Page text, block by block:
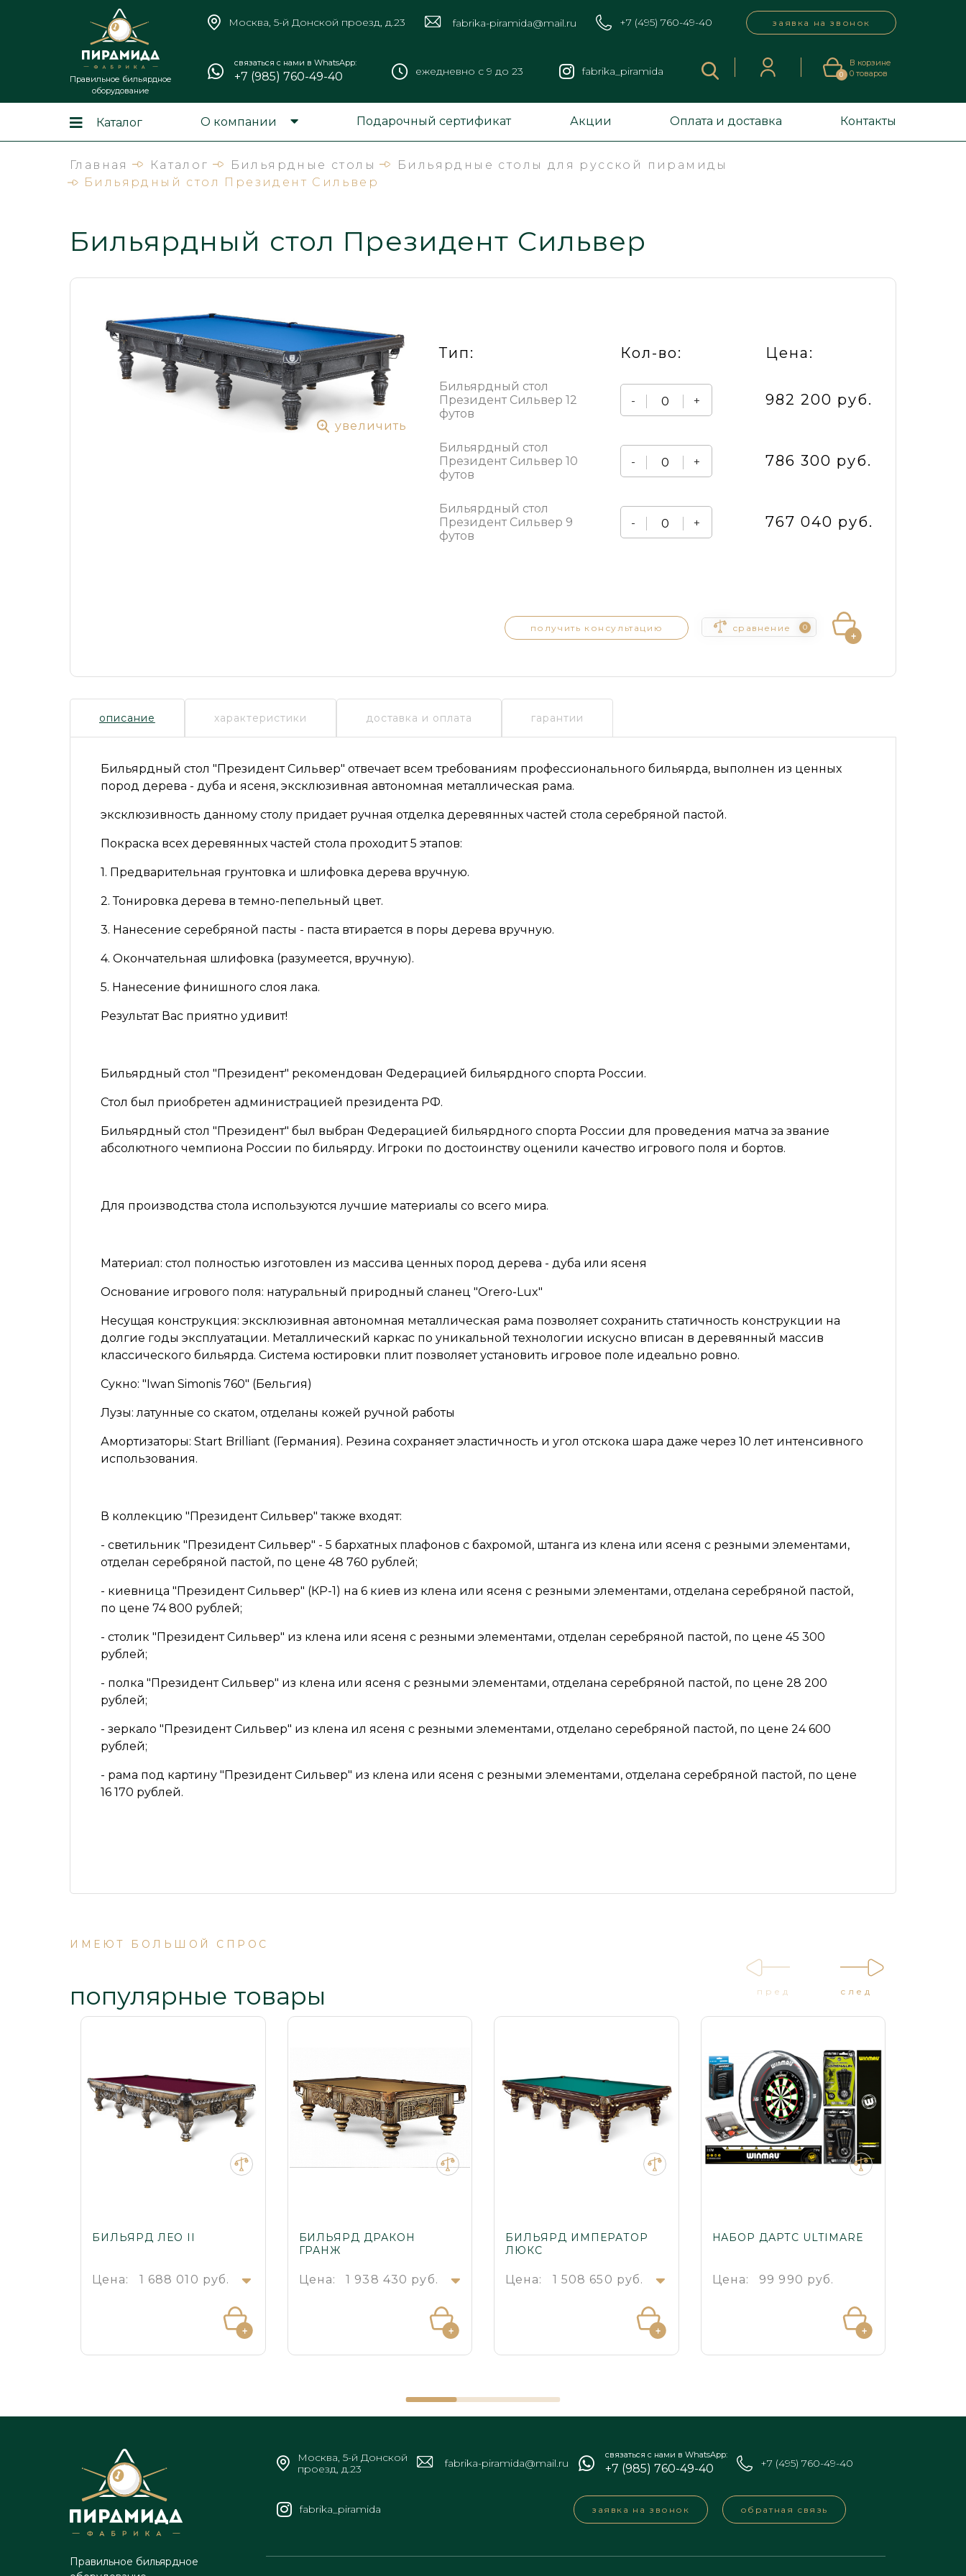
Правильное бильярдное
оборудование
Москва, 5-й Донской проезд, д.23 fabrika-piramida@mail.ru +7 (495) 760-49-40 заявка на звонок
связаться с нами в WhatsApp:
+7 (985) 760-49-40 ежедневно с 9 до 23 fabrika_piramida 0
В корзине
0товаров
Каталог О компании Подарочный сертификат Акции Оплата и доставка Контакты
Главная Каталог Бильярдные столы
Бильярдные столы для русской пирамиды
Бильярдный стол Президент Сильвер
Бильярдный стол Президент Сильвер
увеличить
Тип: Кол-во: Цена:
Бильярдный стол
Президент Сильвер 12
футов
- + 982 200 руб.
Бильярдный стол
Президент Сильвер 10
футов
- + 786 300 руб.
Бильярдный стол
Президент Сильвер 9
футов
- + 767 040 руб.
получить консультацию сравнение 0
описание характеристики доставка и оплата гарантии
Бильярдный стол "Президент Сильвер" отвечает всем требованиям профессионального бильярда, выполнен из ценных
пород дерева - дуба и ясеня, эксклюзивная автономная металлическая рама.
эксклюзивность данному столу придает ручная отделка деревянных частей стола серебряной пастой.
Покраска всех деревянных частей стола проходит 5 этапов:
1. Предварительная грунтовка и шлифовка дерева вручную.
2. Тонировка дерева в темно-пепельный цвет.
3. Нанесение серебряной пасты - паста втирается в поры дерева вручную.
4. Окончательная шлифовка (разумеется, вручную).
5. Нанесение финишного слоя лака.
Результат Вас приятно удивит!
Бильярдный стол "Президент" рекомендован Федерацией бильярдного спорта России.
Стол был приобретен администрацией президента РФ.
Бильярдный стол "Президент" был выбран Федерацией бильярдного спорта России для проведения матча за звание
абсолютного чемпиона России по бильярду. Игроки по достоинству оценили качество игрового поля и бортов.
Для производства стола используются лучшие материалы со всего мира.
Материал: стол полностью изготовлен из массива ценных пород дерева - дуба или ясеня
Основание игрового поля: натуральный природный сланец "Orero-Lux"
Несущая конструкция: эксклюзивная автономная металлическая рама позволяет сохранить статичность конструкции на
долгие годы эксплуатации. Металлический каркас по уникальной технологии искусно вписан в деревянный массив
классического бильярда. Система юстировки плит позволяет установить игровое поле идеально ровно.
Сукно: "Iwan Simonis 760" (Бельгия)
Лузы: латунные со скатом, отделаны кожей ручной работы
Амортизаторы: Start Brilliant (Германия). Резина сохраняет эластичность и угол отскока шара даже через 10 лет интенсивного
использования.
В коллекцию "Президент Сильвер" также входят:
- светильник "Президент Сильвер" - 5 бархатных плафонов с бахромой, штанга из клена или ясеня с резными элементами,
отделан серебряной пастой, по цене 48 760 рублей;
- киевница "Президент Сильвер" (КР-1) на 6 киев из клена или ясеня с резными элементами, отделана серебряной пастой,
по цене 74 800 рублей;
- столик "Президент Сильвер" из клена или ясеня с резными элементами, отделан серебряной пастой, по цене 45 300
рублей;
- полка "Президент Сильвер" из клена или ясеня с резными элементами, отделана серебряной пастой, по цене 28 200
рублей;
- зеркало "Президент Сильвер" из клена ил ясеня с резными элементами, отделано серебряной пастой, по цене 24 600
рублей;
- рама под картину "Президент Сильвер" из клена или ясеня с резными элементами, отделана серебряной пастой, по цене
16 170 рублей.
ИМЕЮТ БОЛЬШОЙ СПРОС
популярные товары
БИЛЬЯРД ЛЕО II
Цена: 1 688 010 руб.
БИЛЬЯРД ДРАКОН
ГРАНЖ
Цена: 1 938 430 руб.
БИЛЬЯРД ИМПЕРАТОР
ЛЮКС
Цена: 1 508 650 руб.
НАБОР ДАРТС ULTIMARE
Цена: 99 990 руб.
пред след
Правильное бильярдное
Москва, 5-й Донской
проезд, д.23
fabrika-piramida@mail.ru
связаться с нами в WhatsApp:
+7 (985) 760-49-40 +7 (495) 760-49-40
fabrika_piramida заявка на звонок обратная связь